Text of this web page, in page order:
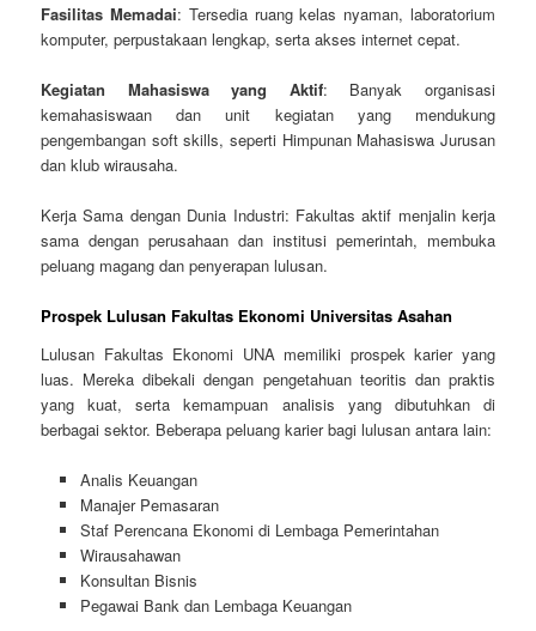
Fasilitas Memadai: Tersedia ruang kelas nyaman, laboratorium
komputer, perpustakaan lengkap, serta akses internet cepat.
Kegiatan Mahasiswa yang Aktif: Banyak organisasi
kemahasiswaan dan unit kegiatan yang mendukung
pengembangan soft skills, seperti Himpunan Mahasiswa Jurusan
dan klub wirausaha.
Kerja Sama dengan Dunia Industri: Fakultas aktif menjalin kerja
sama dengan perusahaan dan institusi pemerintah, membuka
peluang magang dan penyerapan lulusan.
Prospek Lulusan Fakultas Ekonomi Universitas Asahan
Lulusan Fakultas Ekonomi UNA memiliki prospek karier yang
luas. Mereka dibekali dengan pengetahuan teoritis dan praktis
yang kuat, serta kemampuan analisis yang dibutuhkan di
berbagai sektor. Beberapa peluang karier bagi lulusan antara lain:
Analis Keuangan
Manajer Pemasaran
Staf Perencana Ekonomi di Lembaga Pemerintahan
Wirausahawan
Konsultan Bisnis
Pegawai Bank dan Lembaga Keuangan